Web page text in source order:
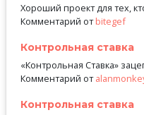
Хороший проект для тех,
Комментарий отbitegef
Контрольная ставка
«Контрольная Ставка»
Комментарий от
Контрольная ставка